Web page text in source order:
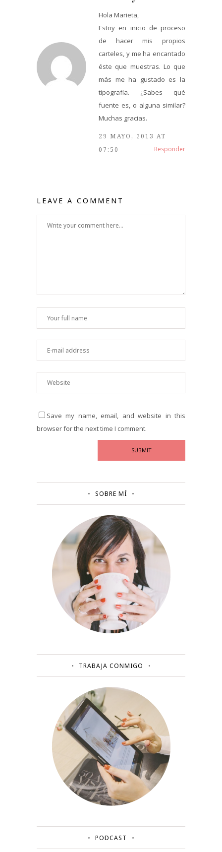
Hola Marieta,
Estoy en inicio de proceso
de hacer mis propios
carteles, y me ha encantado
éste que muestras. Lo que
más me ha gustado es la
tipografía. ¿Sabes qué
fuente es, o alguna similar?
Muchas gracias.
29 MAYO, 2013 AT
07:50
Responder
LEAVE A COMMENT
Save my name, email, and website in this
browser for the next time I comment.
SOBRE MÍ
TRABAJA CONMIGO
PODCAST